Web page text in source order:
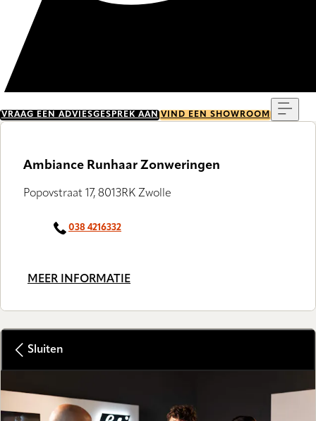
VRAAG EEN ADVIESGESPREK AAN VIND EEN SHOWROOM
Ambiance Runhaar Zonweringen
Popovstraat 17, 8013RK Zwolle
038 4216332
MEER INFORMATIE
Sluiten